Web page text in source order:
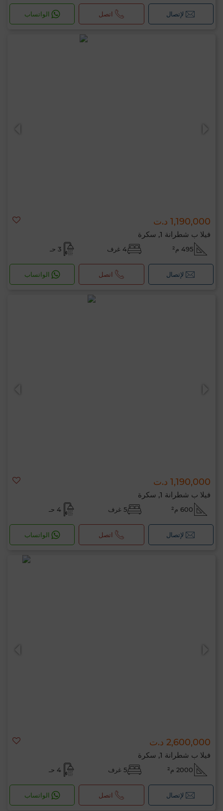
لإتصال اتصل الواتساب
1,190,000 د.ت
فيلا ب شطرانة 1, سكرة
495 م² 4 غرف 3 حـ
لإتصال اتصل الواتساب
1,190,000 د.ت
فيلا ب شطرانة 1, سكرة
600 م² 5 غرف 4 حـ
لإتصال اتصل الواتساب
2,600,000 د.ت
فيلا ب شطرانة 1, سكرة
2000 م² 5 غرف 4 حـ
لإتصال اتصل الواتساب